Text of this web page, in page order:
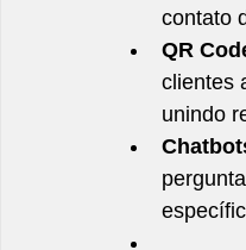
contato
QR
clientes
unindo